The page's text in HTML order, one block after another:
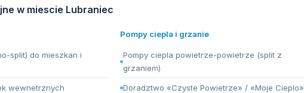
w miescie Lubraniec
split) do mieszkan i
wewnetrznych
Pompy ciepla i grzanie
Pompy ciepla powietrze-powietrze (split z
grzaniem)
Doradztwo «Czyste Powietrze» / «Moje Cieplo»